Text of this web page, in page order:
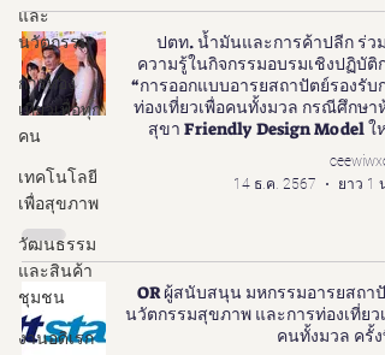
และ
นวัตกรรม
การท่อง
เที่ยวเพื่อทุก
คน
เทคโนโลยี
เพื่อสุขภาพ
วัฒนธรรม
และสินค้า
ชุมชน
งานอดิเรก
ปตท. น้ำมันและการค้าปลีก ร่วม
ความรู้ในกิจกรรมอบรมเชิงปฏิบัติก
“การออกแบบอารยสถาปัตย์รองรับก
ท่องเที่ยวเพื่อคนทั้งมวล กรณีศึกษาห้
สุขา Friendly Design Model ให
14 ธ.ค. 2567
ยาว 1
OR ผู้สนับสนุน มหกรรมอารยสถาปั
นวัตกรรมสุขภาพ และการท่องเที่ยวเ
คนทั้งมวล ครั้ง